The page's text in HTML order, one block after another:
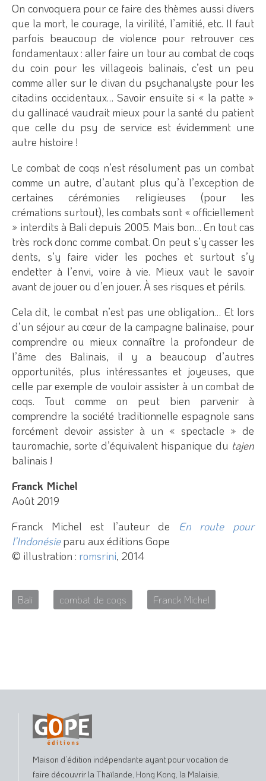
On convoquera pour ce faire des thèmes aussi divers
que la mort, le courage, la virilité, l’amitié, etc. Il faut
parfois beaucoup de violence pour retrouver ces
fondamentaux : aller faire un tour au combat de coqs
du coin pour les villageois balinais, c’est un peu
comme aller sur le divan du psychanalyste pour les
citadins occidentaux… Savoir ensuite si « la patte »
du gallinacé vaudrait mieux pour la santé du patient
que celle du psy de service est évidemment une
autre histoire !
Le combat de coqs n’est résolument pas un combat
comme un autre, d’autant plus qu’à l’exception de
certaines cérémonies religieuses (pour les
crémations surtout), les combats sont « officiellement
» interdits à Bali depuis 2005. Mais bon… En tout cas
très rock donc comme combat. On peut s’y casser les
dents, s’y faire vider les poches et surtout s’y
endetter à l’envi, voire à vie. Mieux vaut le savoir
avant de jouer ou d’en jouer. À ses risques et périls.
Cela dit, le combat n’est pas une obligation… Et lors
d’un séjour au cœur de la campagne balinaise, pour
comprendre ou mieux connaître la profondeur de
l’âme des Balinais, il y a beaucoup d’autres
opportunités, plus intéressantes et joyeuses, que
celle par exemple de vouloir assister à un combat de
coqs. Tout comme on peut bien parvenir à
comprendre la société traditionnelle espagnole sans
forcément devoir assister à un « spectacle » de
tauromachie, sorte d’équivalent hispanique du tajen
balinais !
Franck Michel
Août 2019
Franck Michel est l’auteur de En route pour
l’Indonésieparu aux éditions Gope
© illustration : romsrini, 2014
Bali combat de coqs Franck Michel
Maison d’édition indépendante ayant pour vocation de
faire découvrir la Thaïlande, Hong Kong, la Malaisie,